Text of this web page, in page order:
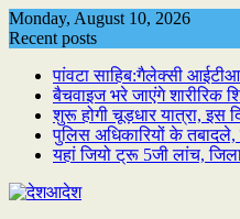
Skip
to
Monday, August 10, 2026
Recent posts
पांवटा साहिब:गैलेक्सी
बैचवाइज भरे जाएंगे शारीरिक
शुरू होगी चूड़धार यात्रा, इस
पुलिस अधिकारियों के तबादले,
यहां जियो ट्रू 5जी लांच,